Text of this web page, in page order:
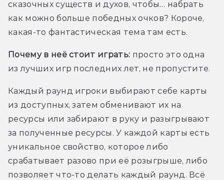
сказочных существ и духов, чтобы… набрать
как можно больше победных очков? Короче,
какая-то фантастическая тема там есть.
Почему в неё стоит играть: просто это одна
из лучших игр последних лет, не пропустите.
Каждый раунд игроки выбирают себе карты
из доступных, затем обменивают их на
ресурсы или забирают в руку и разыгрывают
за полученные ресурсы. У каждой карты есть
уникальное свойство, которое либо
срабатывает разово при её розыгрыше, либо
позволяет что-то делать каждый раунд. Всё